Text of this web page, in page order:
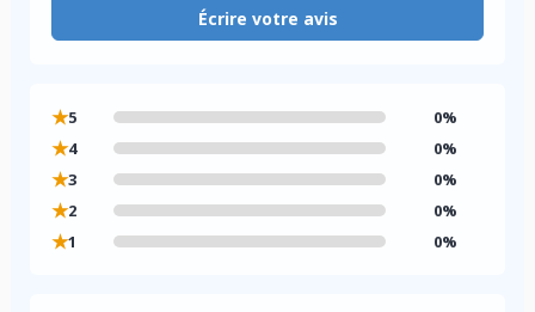
Écrire votre avis
★5 0%
★4 0%
★3 0%
★2 0%
★1 0%